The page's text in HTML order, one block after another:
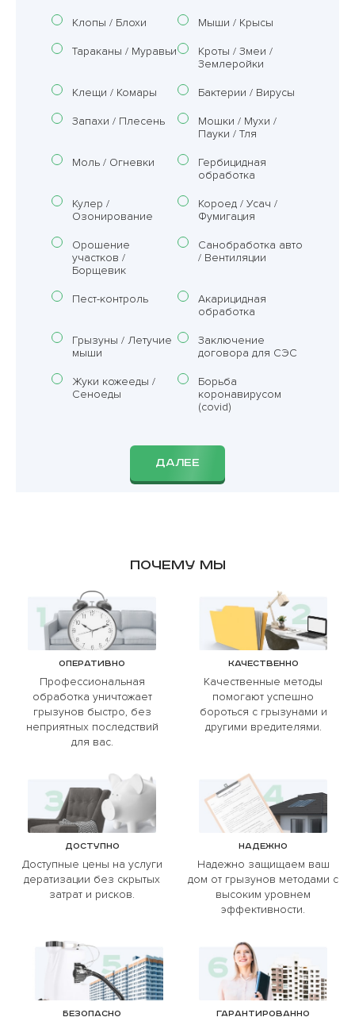
Клопы / Блохи Мыши / Крысы
Тараканы / Муравьи
Кроты / Змеи /
Землеройки
Клещи / Комары Бактерии / Вирусы
Запахи / Плесень
Мошки / Мухи /
Пауки / Тля
Моль / Огневки
Гербицидная
обработка
Кулер /
Озонирование
Короед / Усач /
Фумигация
Орошение
участков /
Борщевик
Санобработка авто
/ Вентиляции
Пест-контроль
Акарицидная
обработка
Грызуны / Летучие
мыши
Заключение
договора для СЭС
Жуки кожееды /
Сеноеды
Борьба
коронавирусом
(covid)
ДАЛЕЕ
Почему мы
Оперативно
Профессиональная
обработка уничтожает
грызунов быстро, без
неприятных последствий
для вас.
Качественно
Качественные методы
помогают успешно
бороться с грызунами и
другими вредителями.
Доступно
Доступные цены на услуги
дератизации без скрытых
затрат и рисков.
Надежно
Надежно защищаем ваш
дом от грызунов методами с
высоким уровнем
эффективности.
Безопасно Гарантированно